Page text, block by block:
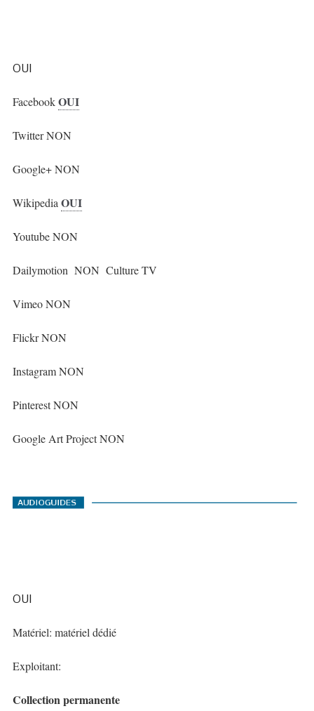
OUI
FacebookOUI
Twitter NON
Google+ NON
WikipediaOUI
Youtube NON
Dailymotion NON Culture TV
Vimeo NON
Flickr NON
Instagram NON
Pinterest NON
Google Art Project NON
OUI
Matériel: matériel dédié
Exploitant:
Collection permanente